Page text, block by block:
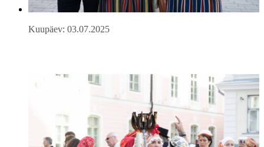
Kuupäev: 03.07.2025